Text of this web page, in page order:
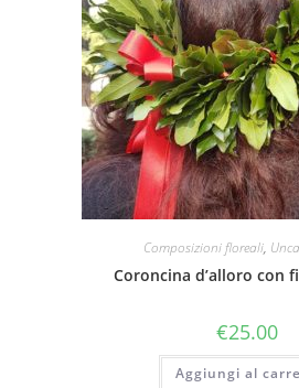
Composizioni floreali,
Coroncina d’alloro con
€25.00
Aggiungi al